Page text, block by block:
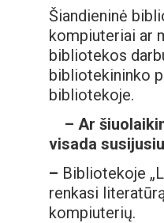
Šiandieninė
kompiuteriai ar
bibliotekos
bibliotekininko
bibliotekoje.
– Ar
visada
– Bibliotekoje
renkasi
kompiuterių.